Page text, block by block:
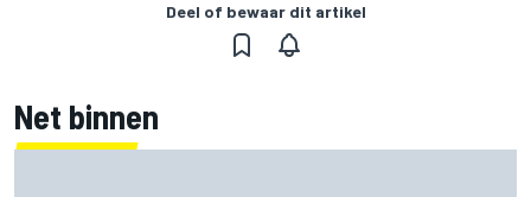
Deel of bewaar dit artikel
Net binnen